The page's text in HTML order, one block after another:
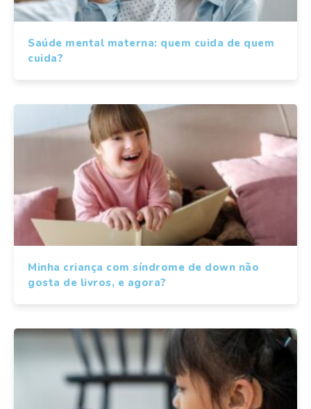
Saúde mental materna: quem cuida de quem
cuida?
Minha criança com síndrome de down não
gosta de livros, e agora?